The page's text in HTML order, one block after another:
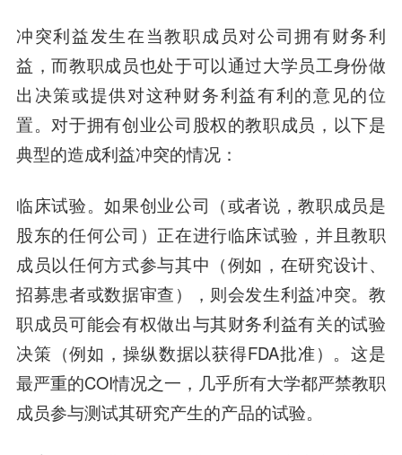
冲突利益发生在当教职成员对公司拥有财务利
益，而教职成员也处于可以通过大学员工身份做
出决策或提供对这种财务利益有利的意见的位
置。对于拥有创业公司股权的教职成员，以下是
典型的造成利益冲突的情况：
临床试验。如果创业公司（或者说，教职成员是
股东的任何公司）正在进行临床试验，并且教职
成员以任何方式参与其中（例如，在研究设计、
招募患者或数据审查），则会发生利益冲突。教
职成员可能会有权做出与其财务利益有关的试验
决策（例如，操纵数据以获得FDA批准）。这是
最严重的COI情况之一，几乎所有大学都严禁教职
成员参与测试其研究产生的产品的试验。